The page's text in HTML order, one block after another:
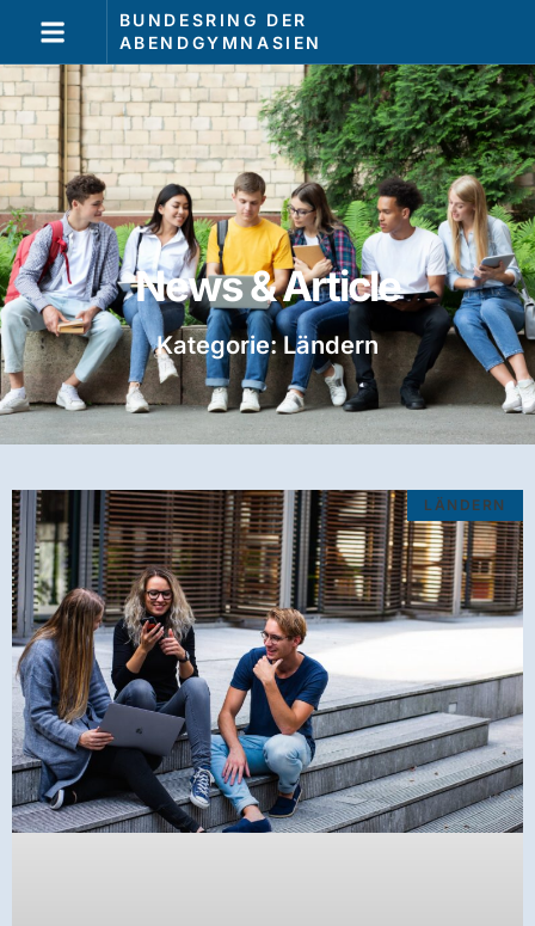
BUNDESRING DER
ABENDGYMNASIEN
News & Article
Kategorie: Ländern
LÄNDERN